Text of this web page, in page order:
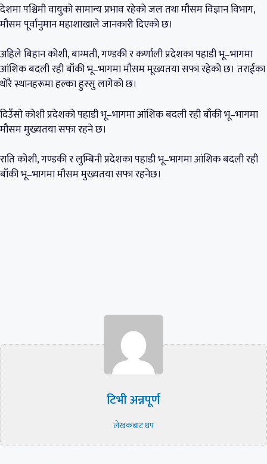
देशमा पश्चिमी वायुको सामान्य प्रभाव रहेको जल तथा मौसम विज्ञान विभाग,
मौसम पूर्वानुमान महाशाखाले जानकारी दिएको छ।
अहिले बिहान कोशी, बाग्मती, गण्डकी र कर्णाली प्रदेशका पहाडी भू–भागमा
आंशिक बदली रही बाँकी भू–भागमा मौसम मूख्यतया सफा रहेको छ। तराईका
थोरै स्थानहरूमा हल्का हुस्सु लागेको छ।
दिउँसो कोशी प्रदेशको पहाडी भू–भागमा आंशिक बदली रही बाँकी भू–भागमा
मौसम मुख्यतया सफा रहने छ।
राति कोशी, गण्डकी र लुम्बिनी प्रदेशका पहाडी भू–भागमा आंशिक बदली रही
बाँकी भू–भागमा मौसम मुख्यतया सफा रहनेछ।
टिभी अन्नपूर्ण
लेखकबाट थप